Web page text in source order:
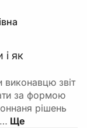
і як
виконавцю звіт
за формою
рішень